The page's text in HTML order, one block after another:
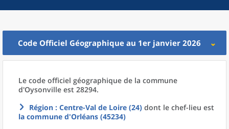
Code Officiel Géographique au 1er janvier 2026
Le code officiel géographique de la commune
d'Oysonville est 28294.
Région : Centre-Val de Loire (24) dont le chef-lieu est
la commune d'Orléans (45234)